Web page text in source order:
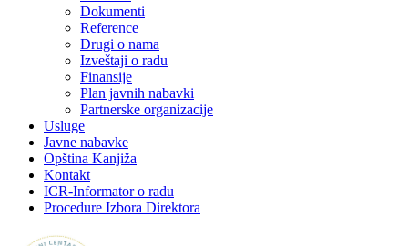
Dokumenti
Reference
Drugi o nama
Izveštaji o radu
Finansije
Plan javnih nabavki
Partnerske organizacije
Usluge
Javne nabavke
Opština Kanjiža
Kontakt
ICR-Informator o radu
Procedure Izbora Direktora